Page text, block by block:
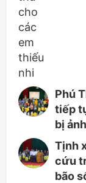
Phú
tiếp
bị
Tịnh
cứu
bão